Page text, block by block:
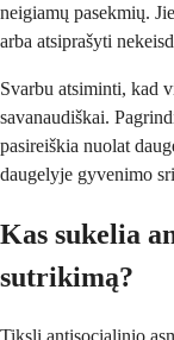
neigiamų pasekmių.
arba atsiprašyti
Svarbu atsiminti, kad
savanaudiškai.
pasireiškia nuolat
daugelyje gyvenimo
Kas sukelia
sutrikimą?
Tiksli antisocialinio